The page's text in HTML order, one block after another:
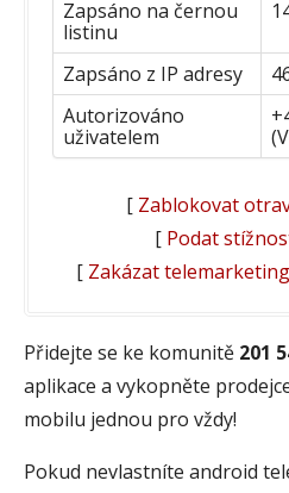
Zapsáno na černou
listinu
Zapsáno z IP adresy
Autorizováno
uživatelem
[ Zablokovat
[ Podat
[ Zakázat
Přidejte se ke komunitě 201
aplikace a vykopněte
mobilu jednou pro vždy!
Pokud nevlastníte android